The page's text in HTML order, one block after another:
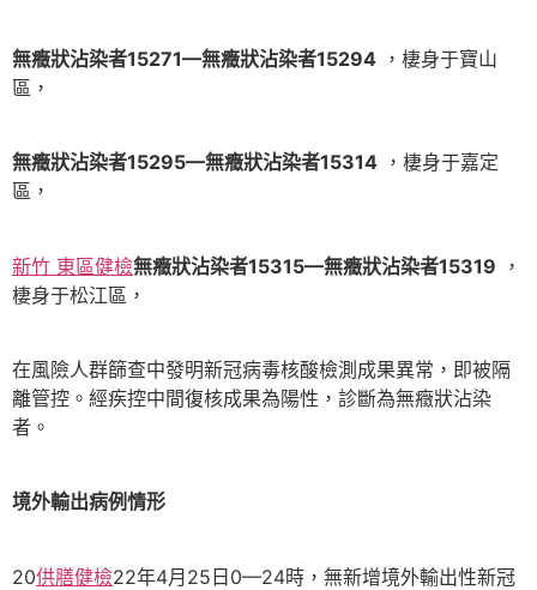
無癥狀沾染者15271—無癥狀沾染者15294 ，棲身于寶山
區，
無癥狀沾染者15295—無癥狀沾染者15314 ，棲身于嘉定
區，
新竹 東區健檢無癥狀沾染者15315—無癥狀沾染者15319 ，
棲身于松江區，
在風險人群篩查中發明新冠病毒核酸檢測成果異常，即被隔
離管控。經疾控中間復核成果為陽性，診斷為無癥狀沾染
者。
境外輸出病例情形
20供膳健檢22年4月25日0—24時，無新增境外輸出性新冠